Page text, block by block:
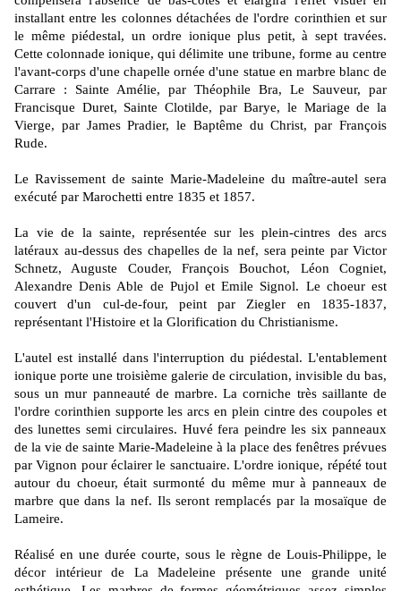
installant entre les colonnes détachées de l'ordre corinthien et sur
le même piédestal, un ordre ionique plus petit, à sept travées.
Cette colonnade ionique, qui délimite une tribune, forme au centre
l'avant-corps d'une chapelle ornée d'une statue en marbre blanc de
Carrare : Sainte Amélie, par Théophile Bra, Le Sauveur, par
Francisque Duret, Sainte Clotilde, par Barye, le Mariage de la
Vierge, par James Pradier, le Baptême du Christ, par François
Rude.
Le Ravissement de sainte Marie-Madeleine du maître-autel sera
exécuté par Marochetti entre 1835 et 1857.
La vie de la sainte, représentée sur les plein-cintres des arcs
latéraux au-dessus des chapelles de la nef, sera peinte par Victor
Schnetz, Auguste Couder, François Bouchot, Léon Cogniet,
Alexandre Denis Able de Pujol et Emile Signol. Le choeur est
couvert d'un cul-de-four, peint par Ziegler en 1835-1837,
représentant l'Histoire et la Glorification du Christianisme.
L'autel est installé dans l'interruption du piédestal. L'entablement
ionique porte une troisième galerie de circulation, invisible du bas,
sous un mur panneauté de marbre. La corniche très saillante de
l'ordre corinthien supporte les arcs en plein cintre des coupoles et
des lunettes semi circulaires. Huvé fera peindre les six panneaux
de la vie de sainte Marie-Madeleine à la place des fenêtres prévues
par Vignon pour éclairer le sanctuaire. L'ordre ionique, répété tout
autour du choeur, était surmonté du même mur à panneaux de
marbre que dans la nef. Ils seront remplacés par la mosaïque de
Lameire.
Réalisé en une durée courte, sous le règne de Louis-Philippe, le
décor intérieur de La Madeleine présente une grande unité